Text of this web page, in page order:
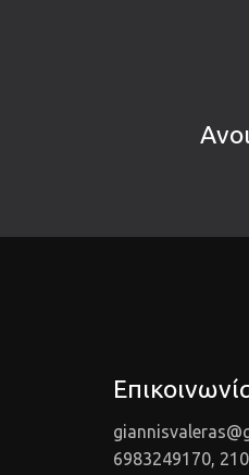
6983249170,